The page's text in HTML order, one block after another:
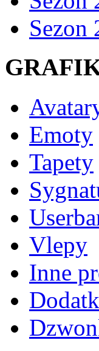
Sezon
Emoty
Tapety
Vlepy
Inne